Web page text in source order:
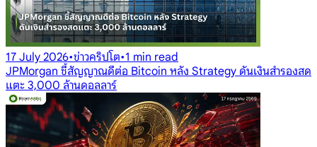
17 July 2026•ข่าวคริปโต•1 min read
JPMorgan ชี้สัญญาณดีต่อ Bitcoin หลัง Strategy ดันเงินสำรองสด
แตะ 3,000 ล้านดอลลาร์